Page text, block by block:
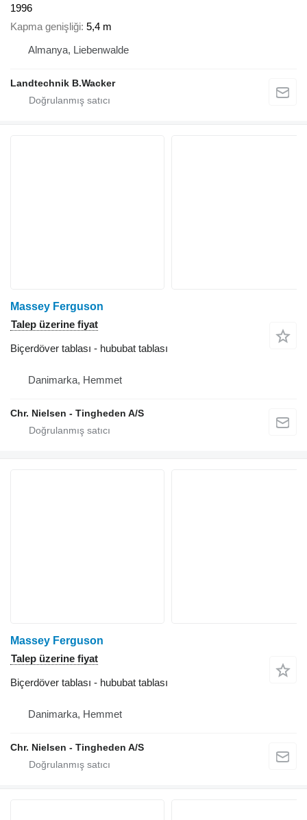
1996
Kapma genişliği 5,4 m
Almanya, Liebenwalde
Landtechnik B.Wacker
Massey Ferguson
Talep üzerine fiyat
Biçerdöver tablası - hububat tablası
Danimarka, Hemmet
Chr. Nielsen - Tingheden A/S
Massey Ferguson
Talep üzerine fiyat
Biçerdöver tablası - hububat tablası
Danimarka, Hemmet
Chr. Nielsen - Tingheden A/S